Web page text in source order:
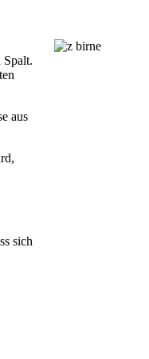
Spalt.
aus
sich